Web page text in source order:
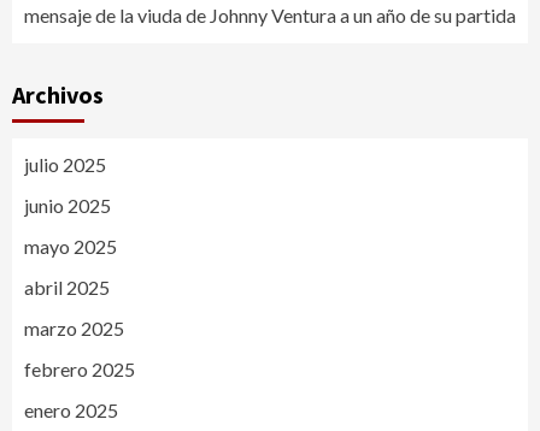
mensaje de la viuda de Johnny Ventura a un año de su partida
Archivos
julio 2025
junio 2025
mayo 2025
abril 2025
marzo 2025
febrero 2025
enero 2025